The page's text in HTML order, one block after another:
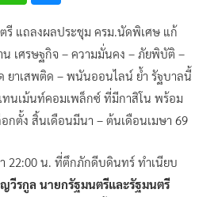
รี แถลงผลประชุม ครม.นัดพิเศษ แก้
เศรษฐกิจ – ความมั่นคง – ภัยพิบัติ –
ยาเสพติด – พนันออนไลน์ ย้ำ รัฐบาลนี้
ทนเม้นท์คอมเพล็กซ์ ที่มีกาสิโน พร้อม
กตั้ง สิ้นเดือนมีนา – ต้นเดือนเมษา 69
22:00 น. ที่ตึกภักดีบดินทร์ ทำเนียบ
วีรกูล นายกรัฐมนตรีและรัฐมนตรี